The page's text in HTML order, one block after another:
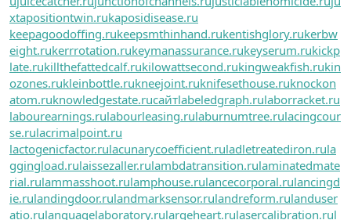
xtapositiontwin.rukaposidisease.ru
keepagoodoffing.rukeepsmthinhand.rukentishglory.rukerbw
eight.rukerrrotation.rukeymanassurance.rukeyserum.rukickp
late.rukillthefattedcalf.rukilowattsecond.rukingweakfish.rukin
ozones.rukleinbottle.rukneejoint.ruknifesethouse.ruknockon
atom.ruknowledgestate.ruсайтlabeledgraph.rulaborracket.ru
labourearnings.rulabourleasing.rulaburnumtree.rulacingcour
se.rulacrimalpoint.ru
lactogenicfactor.rulacunarycoefficient.ruladletreatediron.rula
ggingload.rulaissezaller.rulambdatransition.rulaminatedmate
rial.rulammasshoot.rulamphouse.rulancecorporal.rulancingd
ie.rulandingdoor.rulandmarksensor.rulandreform.rulanduser
atio.rulanguagelaboratory.rulargeheart.rulasercalibration.rul